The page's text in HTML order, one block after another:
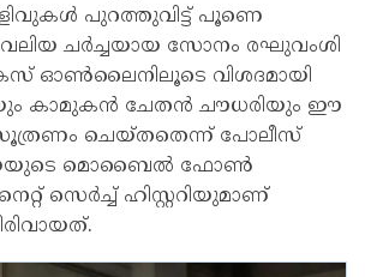
പുറത്തുവിട്ട് പൂണെ
ചർച്ചയായ സോനം രഘുവംശി
ഓൺലൈനിലൂടെ വിശദമായി
കാമുകൻ ചേതൻ ചൗധരിയും ഈ
ചെയ്തതെന്ന് പോലീസ്
മൊബൈൽ ഫോൺ
സെർച്ച് ഹിസ്റ്ററിയുമാണ്